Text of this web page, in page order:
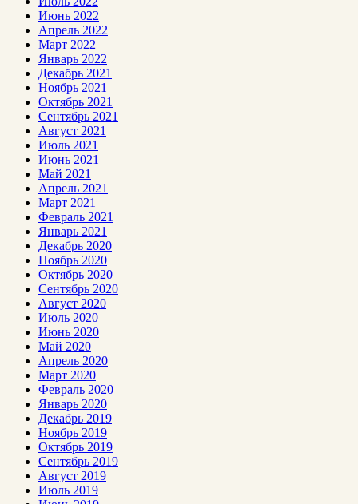
Июнь 2022
Апрель 2022
Март 2022
Январь 2022
Декабрь 2021
Ноябрь 2021
Октябрь 2021
Сентябрь 2021
Август 2021
Июль 2021
Июнь 2021
Май 2021
Апрель 2021
Март 2021
Февраль 2021
Январь 2021
Декабрь 2020
Ноябрь 2020
Октябрь 2020
Сентябрь 2020
Август 2020
Июль 2020
Июнь 2020
Май 2020
Апрель 2020
Март 2020
Февраль 2020
Январь 2020
Декабрь 2019
Ноябрь 2019
Октябрь 2019
Сентябрь 2019
Август 2019
Июль 2019